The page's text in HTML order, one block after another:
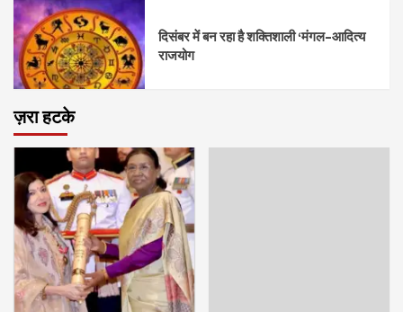
दिसंबर में बन रहा है शक्तिशाली ‘मंगल–आदित्य
राजयोग
ज़रा हटके